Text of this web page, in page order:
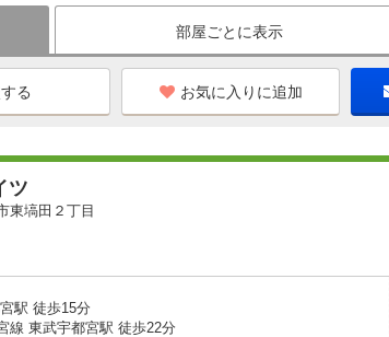
部屋ごとに表示
お気に入りに追加
ツ
東塙田２丁目
駅 徒歩15分
線 東武宇都宮駅 徒歩22分